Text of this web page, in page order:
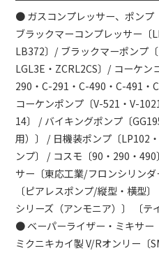
● ガスコンプレッサー、ポンプ
ブラックマーコンプレッサー〔
LB372〕/ ブラックマーポンプ
LGL3E・ZCRL2CS〕/ コーケン
290・C-291・C-490・C-491・
コーケンポンプ〔V-521・V-
14〕 / バイキングポンプ〔
用）〕 / 日機装ポンプ〔LP102
ンプ〕 / コスモ〔90・290・
サー〔東応工業/フロンシリンダ
〔ピアレスポンプ/縦型・横型
シリーズ（アンモニア）〕 〔テ
● ベーパーライザー・ミキサー
ミクニキカイ製 V/Rオンリー〔